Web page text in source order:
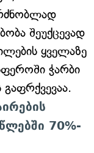
შეუქცევად
ყველაზე
ჭარბი
70%-